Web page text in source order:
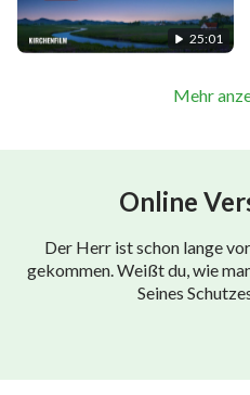
25:01
Mehr
Online
Der Herr ist schon lange
gekommen. Weißt du, wie
Seines